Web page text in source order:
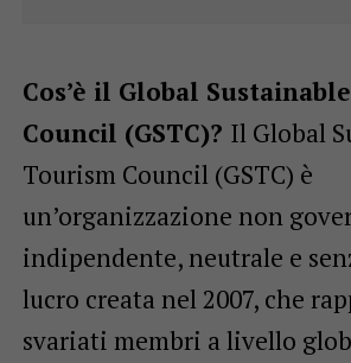
Cos’è il Global
Council (GSTC)? Il Global
Tourism Council (GSTC) è
un’organizzazione non
indipendente, neutrale e
lucro creata nel 2007, che
svariati membri a livello